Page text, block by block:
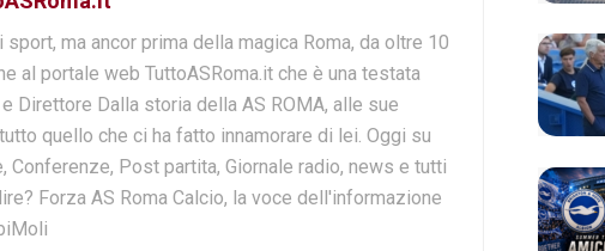
ma ancor prima della magica Roma, da oltre 10
al portale web TuttoASRoma.it che è una testata
Direttore Dalla storia della AS ROMA, alle sue
quello che ci ha fatto innamorare di lei. Oggi su
Conferenze, Post partita, Giornale radio, news e tutti
Forza AS Roma Calcio, la voce dell'informazione